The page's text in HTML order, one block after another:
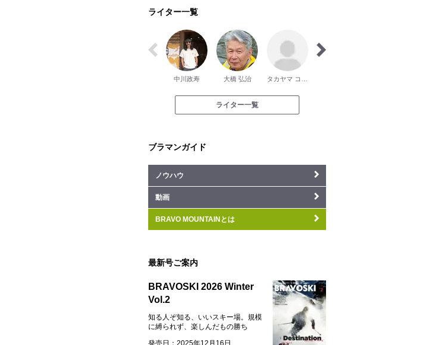
ライター一覧
中川政寿 大橋 弘治
ライター一覧
ブラマンガイド
ノウハウ
動画
BRAVO MOUNTAINとは
最新号ご案内
BRAVOSKI 2026 Winter
Vol.2
知る人ぞ知る、いいスキー場。規模
に縛られず、楽しんだもの勝ち
発売日：2025年12月16日